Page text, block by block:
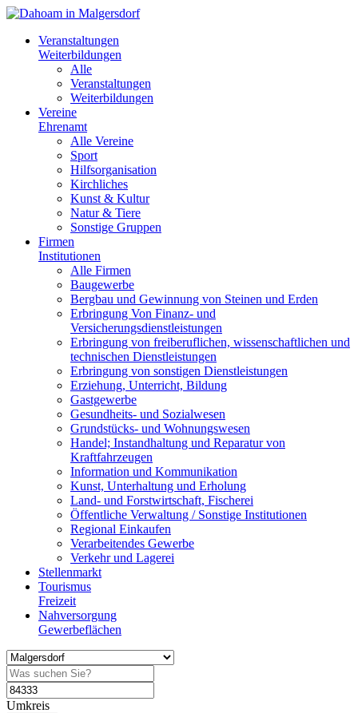
Veranstaltungen
Weiterbildungen
Alle
Veranstaltungen
Weiterbildungen
Vereine
Ehrenamt
Alle Vereine
Sport
Hilfsorganisation
Kirchliches
Kunst & Kultur
Natur & Tiere
Sonstige Gruppen
Firmen
Institutionen
Alle Firmen
Baugewerbe
Bergbau und Gewinnung von Steinen und Erden
Erbringung Von Finanz- und
Versicherungsdienstleistungen
Erbringung von freiberuflichen, wissenschaftlichen und
technischen Dienstleistungen
Erbringung von sonstigen Dienstleistungen
Erziehung, Unterricht, Bildung
Gastgewerbe
Gesundheits- und Sozialwesen
Grundstücks- und Wohnungswesen
Handel; Instandhaltung und Reparatur von
Kraftfahrzeugen
Information und Kommunikation
Kunst, Unterhaltung und Erholung
Land- und Forstwirtschaft, Fischerei
Öffentliche Verwaltung / Sonstige Institutionen
Regional Einkaufen
Verarbeitendes Gewerbe
Verkehr und Lagerei
Stellenmarkt
Tourismus
Freizeit
Nahversorgung
Gewerbeflächen
Umkreis